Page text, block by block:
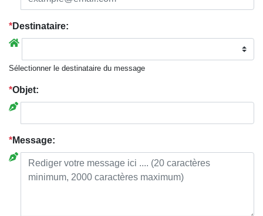
*Destinataire:
Sélectionner le destinataire du message
*Objet:
*Message: